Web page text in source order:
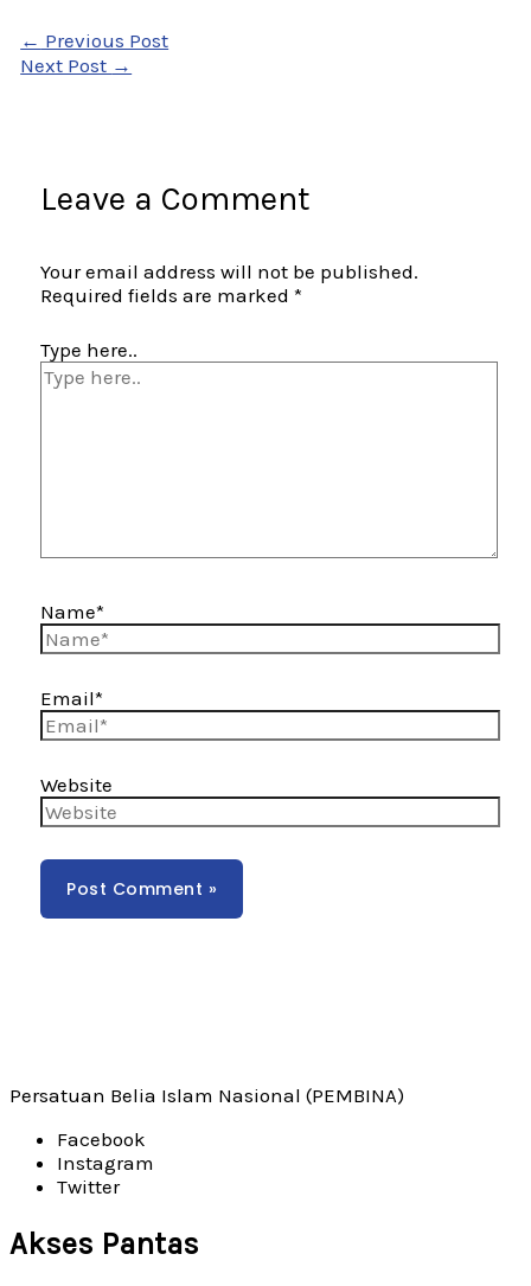
← Previous Post
Next Post →
Leave a Comment
Your email address will not be published.
Required fields are marked*
Type here..
Name*
Email*
Website
Persatuan Belia Islam Nasional (PEMBINA)
Facebook
Instagram
Twitter
Akses Pantas